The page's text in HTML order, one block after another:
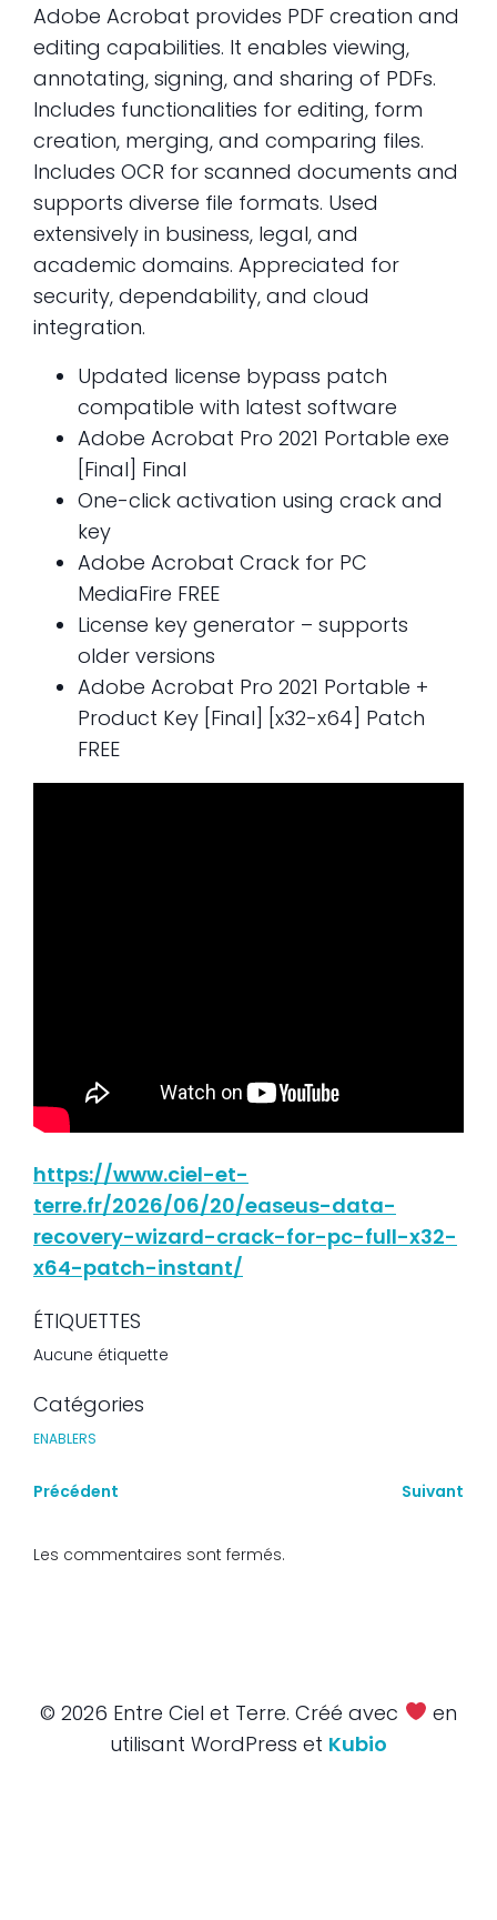
Adobe Acrobat provides PDF creation and
editing capabilities. It enables viewing,
annotating, signing, and sharing of PDFs.
Includes functionalities for editing, form
creation, merging, and comparing files.
Includes OCR for scanned documents and
supports diverse file formats. Used
extensively in business, legal, and
academic domains. Appreciated for
security, dependability, and cloud
integration.
Updated license bypass patch
compatible with latest software
Adobe Acrobat Pro 2021 Portable exe
[Final] Final
One-click activation using crack and
key
Adobe Acrobat Crack for PC
MediaFire FREE
License key generator – supports
older versions
Adobe Acrobat Pro 2021 Portable +
Product Key [Final] [x32-x64] Patch
FREE
https://www.ciel-et-
terre.fr/2026/06/20/easeus-data-
recovery-wizard-crack-for-pc-full-x32-
x64-patch-instant/
ÉTIQUETTES
Aucune étiquette
Catégories
ENABLERS
Précédent Suivant
Les commentaires sont fermés.
© 2026 Entre Ciel et Terre. Créé avec
en
utilisant WordPress et Kubio